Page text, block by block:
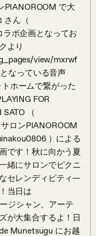
PIANOROOM で大
さん（
ボ企画となってお
より
view/mxrwf
なっている音声
ホームで繋がった
FOR
SATO （
ロンPIANOROOM
）による
です！秋に向かう夏
緒にサロンでピクニ
セレンディピティ―
当日は
ジシャン、アーテ
が大集合するよ！日
Munetsugu にお越